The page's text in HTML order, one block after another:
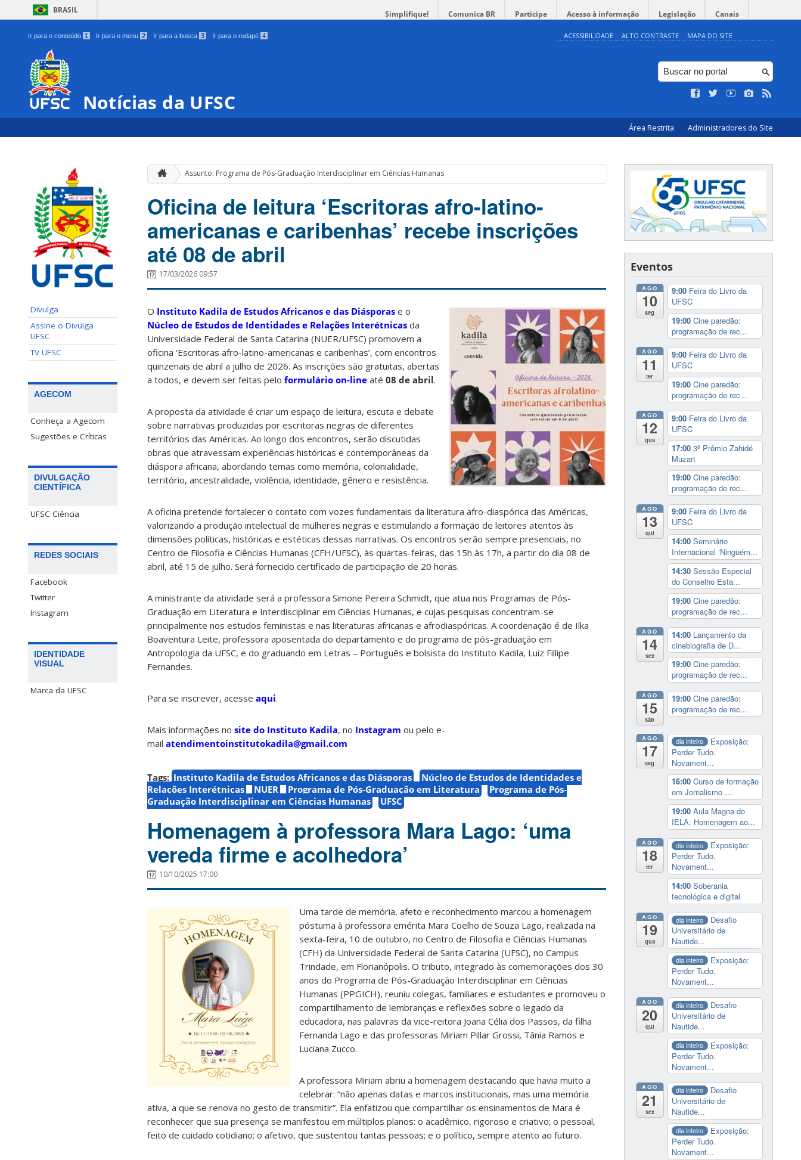
BRASIL Simplifique! Comunica BR Participe Acesso à informação Legislação Canais
Ir para o conteúdo 1 Ir para o menu 2 Ir para a busca 3 Ir para o rodapé 4 ACESSIBILIDADE ALTO CONTRASTE MAPA DO SITE
Notícias da UFSC
Área Restrita Administradores do Site
Divulga
Assine o Divulga
UFSC
TV UFSC
AGECOM
Conheça a Agecom
Sugestões e Críticas
DIVULGAÇÃO
CIENTÍFICA
UFSC Ciência
REDES SOCIAIS
Facebook
Twitter
Instagram
IDENTIDADE
VISUAL
Marca da UFSC
Assunto: Programa de Pós-Graduação Interdisciplinar em Ciências Humanas
Oficina de leitura ‘Escritoras afro-latino-
americanas e caribenhas’ recebe inscrições
até 08 de abril
17/03/2026 09:57
O Instituto Kadila de Estudos Africanos e das Diásporas e o
Núcleo de Estudos de Identidades e Relações Interétnicas da
Universidade Federal de Santa Catarina (NUER/UFSC) promovem a
oficina ‘Escritoras afro-latino-americanas e caribenhas’, com encontros
quinzenais de abril a julho de 2026. As inscrições são gratuitas, abertas
a todos, e devem ser feitas pelo formulário on-line até 08 de abril.
A proposta da atividade é criar um espaço de leitura, escuta e debate
sobre narrativas produzidas por escritoras negras de diferentes
territórios das Américas. Ao longo dos encontros, serão discutidas
obras que atravessam experiências históricas e contemporâneas da
diáspora africana, abordando temas como memória, colonialidade,
território, ancestralidade, violência, identidade, gênero e resistência.
A oficina pretende fortalecer o contato com vozes fundamentais da literatura afro-diaspórica das Américas,
valorizando a produção intelectual de mulheres negras e estimulando a formação de leitores atentos às
dimensões políticas, históricas e estéticas dessas narrativas. Os encontros serão sempre presenciais, no
Centro de Filosofia e Ciências Humanas (CFH/UFSC), às quartas-feiras, das 15h às 17h, a partir do dia 08 de
abril, até 15 de julho. Será fornecido certificado de participação de 20 horas.
A ministrante da atividade será a professora Simone Pereira Schmidt, que atua nos Programas de Pós-
Graduação em Literatura e Interdisciplinar em Ciências Humanas, e cujas pesquisas concentram-se
principalmente nos estudos feministas e nas literaturas africanas e afrodiaspóricas. A coordenação é de Ilka
Boaventura Leite, professora aposentada do departamento e do programa de pós-graduação em
Antropologia da UFSC, e do graduando em Letras – Português e bolsista do Instituto Kadila, Luiz Fillipe
Fernandes.
Para se inscrever, acesse aqui.
Mais informações no site do Instituto Kadila, no Instagram ou pelo e-
mail atendimentoinstitutokadila@gmail.com
Tags: Instituto Kadila de Estudos Africanos e das Diásporas
Núcleo de Estudos de Identidades e
Relações Interétnicas
NUER Programa de Pós-Graduação em Literatura
Programa de Pós-
Graduação Interdisciplinar em Ciências Humanas
UFSC
Homenagem à professora Mara Lago: ‘uma
vereda firme e acolhedora’
10/10/2025 17:00
Uma tarde de memória, afeto e reconhecimento marcou a homenagem
póstuma à professora emérita Mara Coelho de Souza Lago, realizada na
sexta-feira, 10 de outubro, no Centro de Filosofia e Ciências Humanas
(CFH) da Universidade Federal de Santa Catarina (UFSC), no Campus
Trindade, em Florianópolis. O tributo, integrado às comemorações dos 30
anos do Programa de Pós-Graduação Interdisciplinar em Ciências
Humanas (PPGICH), reuniu colegas, familiares e estudantes e promoveu o
compartilhamento de lembranças e reflexões sobre o legado da
educadora, nas palavras da vice-reitora Joana Célia dos Passos, da filha
Fernanda Lago e das professoras Miriam Pillar Grossi, Tânia Ramos e
Luciana Zucco.
A professora Miriam abriu a homenagem destacando que havia muito a
celebrar: “não apenas datas e marcos institucionais, mas uma memória
ativa, a que se renova no gesto de transmitir”. Ela enfatizou que compartilhar os ensinamentos de Mara é
reconhecer que sua presença se manifestou em múltiplos planos: o acadêmico, rigoroso e criativo; o pessoal,
feito de cuidado cotidiano; o afetivo, que sustentou tantas pessoas; e o político, sempre atento ao futuro.
Eventos
AGO
10
seg
9:00 Feira do Livro da
UFSC
19:00 Cine paredão:
programação de rec...
AGO
11
ter
9:00 Feira do Livro da
UFSC
19:00 Cine paredão:
programação de rec...
AGO
12
qua
9:00 Feira do Livro da
UFSC
17:00 3º Prêmio Zahidé
Muzart
19:00 Cine paredão:
programação de rec...
AGO
13
qui
9:00 Feira do Livro da
UFSC
14:00 Seminário
Internacional ‘Ninguém...
14:30 Sessão Especial
do Conselho Esta...
19:00 Cine paredão:
programação de rec...
AGO
14
sex
14:00 Lançamento da
cinebiografia de D...
19:00 Cine paredão:
programação de rec...
AGO
15
sáb
19:00 Cine paredão:
programação de rec...
AGO
17
seg
dia inteiro
Exposição:
Perder Tudo.
Novament...
16:00 Curso de formação
em Jornalismo ...
19:00 Aula Magna do
IELA: Homenagem ao...
AGO
18
ter
dia inteiro
Exposição:
Perder Tudo.
Novament...
14:00 Soberania
tecnológica e digital
AGO
19
qua
dia inteiro
Desafio
Universitário de
Nautide...
dia inteiro
Exposição:
Perder Tudo.
Novament...
AGO
20
qui
dia inteiro
Desafio
Universitário de
Nautide...
dia inteiro
Exposição:
Perder Tudo.
Novament...
AGO
21
sex
dia inteiro
Desafio
Universitário de
Nautide...
dia inteiro
Exposição:
Perder Tudo.
Novament...